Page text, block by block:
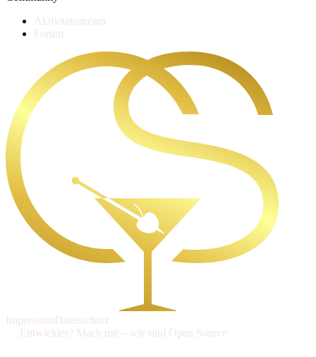
Aktivitätsstream
Forum
ImpressumDatenschutz
Entwickler? Mach mit – wir sind Open Source